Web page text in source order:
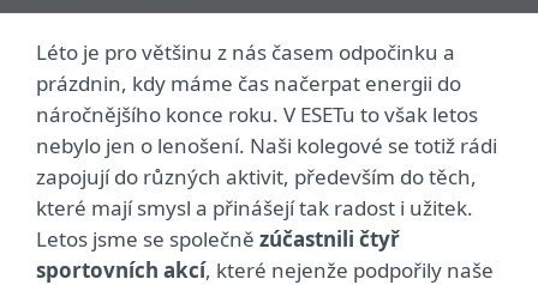
Léto je pro většinu z nás časem odpočinku a
prázdnin, kdy máme čas načerpat energii do
náročnějšího konce roku. V ESETu to však letos
nebylo jen o lenošení. Naši kolegové se totiž rádi
zapojují do různých aktivit, především do těch,
které mají smysl a přinášejí tak radost i užitek.
Letos jsme se společně zúčastnili čtyř
sportovních akcí, které nejenže podpořily naše